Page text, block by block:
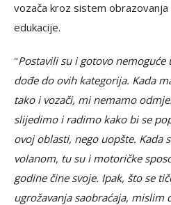
vozača kroz sistem
edukacije.
"Postavili su i gotovo nemoguće
dođe do ovih kategorija. Kada
tako i vozači, mi nemamo
slijedimo i radimo kako bi se
ovoj oblasti, nego uopšte. Kada
volanom, tu su i motoričke
godine čine svoje. Ipak, što se
ugrožavanja saobraćaja, mislim